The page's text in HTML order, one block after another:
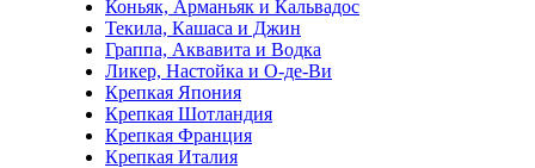
Коньяк, Арманьяк и Кальвадос
Текила, Кашаса и Джин
Граппа, Аквавита и Водка
Ликер, Настойка и О-де-Ви
Крепкая Япония
Крепкая Шотландия
Крепкая Франция
Крепкая Италия